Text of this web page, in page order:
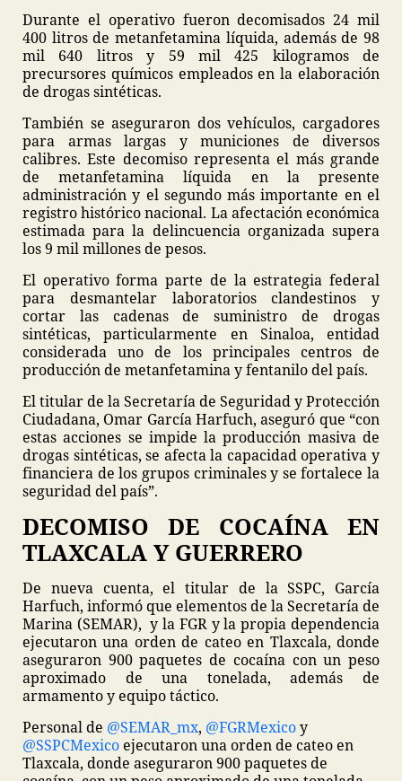
Durante el operativo fueron decomisados 24 mil
400 litros de metanfetamina líquida, además de 98
mil 640 litros y 59 mil 425 kilogramos de
precursores químicos empleados en la elaboración
de drogas sintéticas.
También se aseguraron dos vehículos, cargadores
para armas largas y municiones de diversos
calibres. Este decomiso representa el más grande
de metanfetamina líquida en la presente
administración y el segundo más importante en el
registro histórico nacional. La afectación económica
estimada para la delincuencia organizada supera
los 9 mil millones de pesos.
El operativo forma parte de la estrategia federal
para desmantelar laboratorios clandestinos y
cortar las cadenas de suministro de drogas
sintéticas, particularmente en Sinaloa, entidad
considerada uno de los principales centros de
producción de metanfetamina y fentanilo del país.
El titular de la Secretaría de Seguridad y Protección
Ciudadana, Omar García Harfuch, aseguró que “con
estas acciones se impide la producción masiva de
drogas sintéticas, se afecta la capacidad operativa y
financiera de los grupos criminales y se fortalece la
seguridad del país”.
DECOMISO DE COCAÍNA EN
TLAXCALA Y GUERRERO
De nueva cuenta, el titular de la SSPC, García
Harfuch, informó que elementos de la Secretaría de
Marina (SEMAR), y la FGR y la propia dependencia
ejecutaron una orden de cateo en Tlaxcala, donde
aseguraron 900 paquetes de cocaína con un peso
aproximado de una tonelada, además de
armamento y equipo táctico.
Personal de @SEMAR_mx, @FGRMexicoy
@SSPCMexico ejecutaron una orden de cateo en
Tlaxcala, donde aseguraron 900 paquetes de